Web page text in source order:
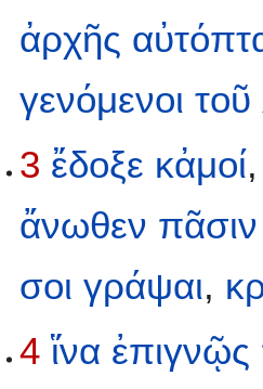
ἀρχῆς
γενόμενοι τοῦ
3 ἔδοξε κἀμοί
ἄνωθεν πᾶσιν
σοι γράψαι,
4 ἵνα ἐπιγνῷς